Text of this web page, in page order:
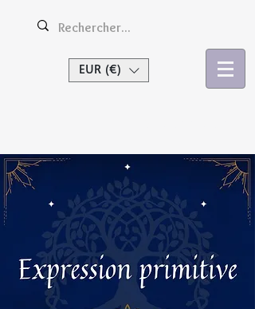
EUR (€)